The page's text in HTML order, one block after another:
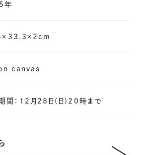
年
canvas
間：12月28日(日)20時まで